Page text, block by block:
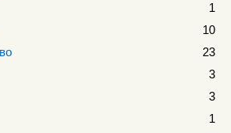
1
10
23
3
3
1